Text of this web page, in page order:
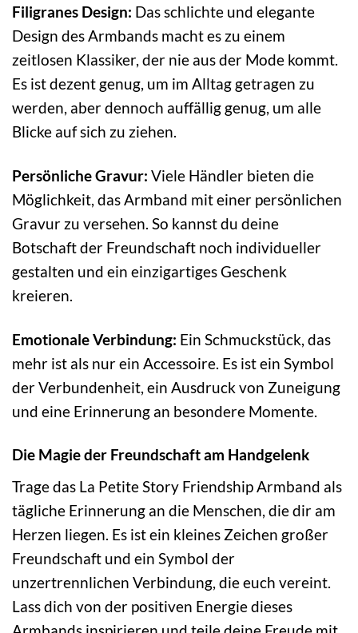
Filigranes Design: Das schlichte und elegante
Design des Armbands macht es zu einem
zeitlosen Klassiker, der nie aus der Mode kommt.
Es ist dezent genug, um im Alltag getragen zu
werden, aber dennoch auffällig genug, um alle
Blicke auf sich zu ziehen.
Persönliche Gravur: Viele Händler bieten die
Möglichkeit, das Armband mit einer persönlichen
Gravur zu versehen. So kannst du deine
Botschaft der Freundschaft noch individueller
gestalten und ein einzigartiges Geschenk
kreieren.
Emotionale Verbindung: Ein Schmuckstück, das
mehr ist als nur ein Accessoire. Es ist ein Symbol
der Verbundenheit, ein Ausdruck von Zuneigung
und eine Erinnerung an besondere Momente.
Die Magie der Freundschaft am Handgelenk
Trage das La Petite Story Friendship Armband als
tägliche Erinnerung an die Menschen, die dir am
Herzen liegen. Es ist ein kleines Zeichen großer
Freundschaft und ein Symbol der
unzertrennlichen Verbindung, die euch vereint.
Lass dich von der positiven Energie dieses